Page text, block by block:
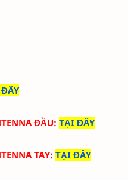
ĐẦU: TẠI ĐÂY
TAY: TẠI ĐÂY